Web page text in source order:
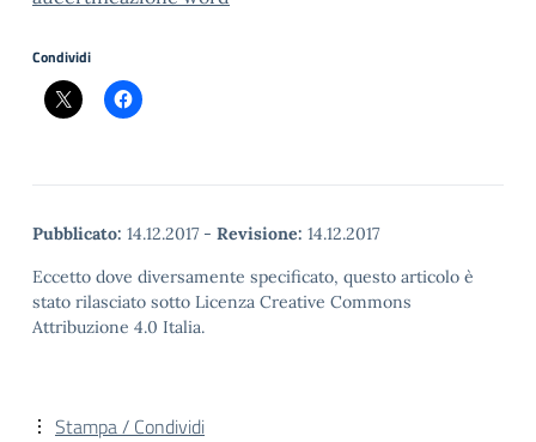
Condividi
Pubblicato: 14.12.2017 - Revisione: 14.12.2017
Eccetto dove diversamente specificato, questo articolo è
stato rilasciato sotto Licenza Creative Commons
Attribuzione 4.0 Italia.
Stampa / Condividi